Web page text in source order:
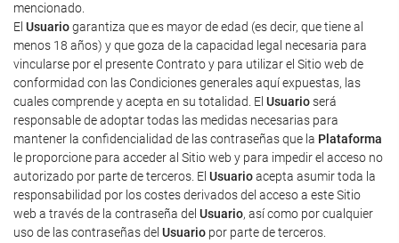
mencionado.
El Usuariogarantiza que es mayor de edad (es decir, que tiene al
menos 18 años) y que goza de la capacidad legal necesaria para
vincularse por el presente Contrato y para utilizar el Sitio web de
conformidad con las Condiciones generales aquí expuestas, las
cuales comprende y acepta en su totalidad. El Usuarioserá
responsable de adoptar todas las medidas necesarias para
mantener la confidencialidad de las contraseñas que la Plataforma
le proporcione para acceder al Sitio web y para impedir el acceso no
autorizado por parte de terceros. El Usuarioacepta asumir toda la
responsabilidad por los costes derivados del acceso a este Sitio
web a través de la contraseña del Usuario, así como por cualquier
uso de las contraseñas del Usuario por parte de terceros.